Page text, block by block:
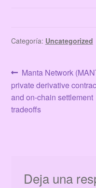
Categoría: Uncategorized
Navegación
de
entradas
Anterior:
Manta Network
private derivative
and on-chain settlement
tradeoffs
Deja una